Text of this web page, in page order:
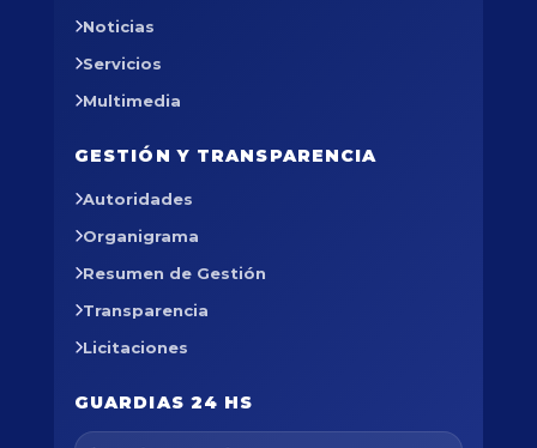
Noticias
Servicios
Multimedia
GESTIÓN Y TRANSPARENCIA
Autoridades
Organigrama
Resumen de Gestión
Transparencia
Licitaciones
GUARDIAS 24 HS